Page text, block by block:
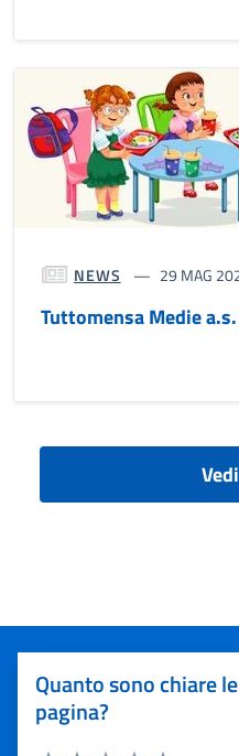
NEWS 29 MAG
Tuttomensa Medie
Quanto sono chiare
pagina?